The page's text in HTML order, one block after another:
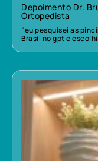
Depoimento Dr.
Ortopedista
“eu pesquisei as
Brasil no gpt e escolhi